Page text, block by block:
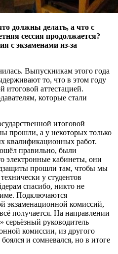
должны делать, а что с
сессия продолжается?
с экзаменами из-за
Выпускникам этого года
то, что в этом году
итоговой аттестацией.
которые стали
итоговой
прошли, а у некоторых только
квалификационных работ.
правильно, были
электронные кабинеты, они
прошли там, чтобы мы
у студентов
спасибо, никто не
Подключаются
экзаменационной комиссий,
получается. На направлении
серьёзный руководитель
комиссии, из другого
и сомневался, но в итоге